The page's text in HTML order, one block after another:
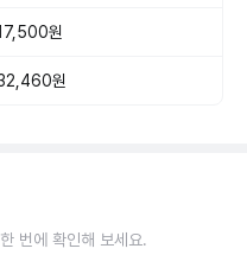
원
원
번에 확인해 보세요.